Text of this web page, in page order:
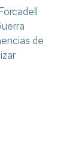
de